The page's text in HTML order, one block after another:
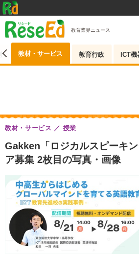
教育業界ニュース
教材・サービス 教育行政 ICT機
Gakken「ロジカルスピーキ
ア募集 2枚目の写真・画像
教材・サービス 授業